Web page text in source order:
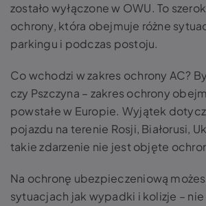
zostało wyłączone w OWU. To
ochrony, która obejmuje różne
parkingu i podczas postoju.
Co wchodzi w zakres ochrony AC?
czy Pszczyna – zakres ochrony
powstałe w Europie. Wyjątek
pojazdu na terenie Rosji, Białorusi,
takie zdarzenie nie jest objęte
Na ochronę ubezpieczeniową
sytuacjach jak wypadki i kolizje –